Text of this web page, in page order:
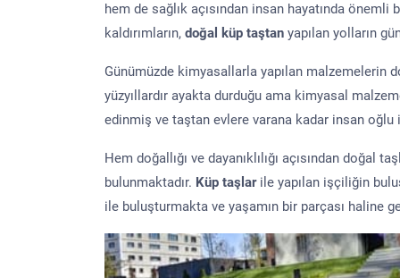
hem de sağlık açısından insan hayatında
kaldırımların, doğal küp taştan yapılan yolların
Günümüzde kimyasallarla yapılan malzemelerin
yüzyıllardır ayakta durduğu ama kimyasal
edinmiş ve taştan evlere varana kadar insan oğlu
Hem doğallığı ve dayanıklılığı açısından
bulunmaktadır. Küp taşlarile yapılan işçiliğin
ile buluşturmakta ve yaşamın bir parçası haline